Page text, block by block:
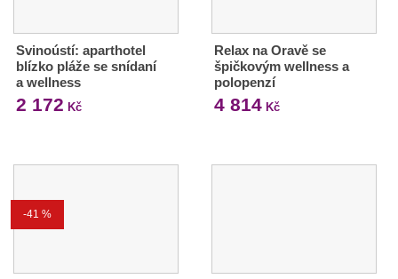
Svinoústí: aparthotel
blízko pláže se snídaní
a wellness
2 172 Kč
Relax na Oravě se
špičkovým wellness a
polopenzí
4 814Kč
-41 %